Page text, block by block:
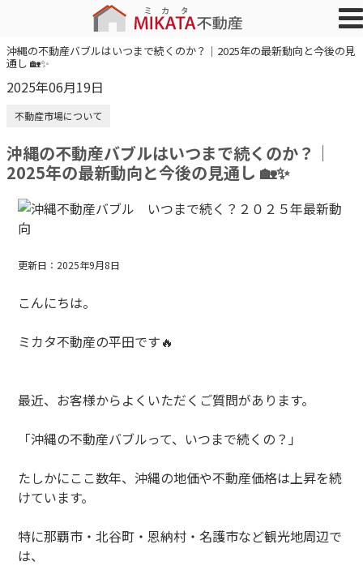
沖縄の不動産バブルはいつまで続くのか？｜2025年の最新動向と今後の見
通し 🏡✨
2025年06月19日
不動産市場について
沖縄の不動産バブルはいつまで続くのか？｜
2025年の最新動向と今後の見通し 🏡✨
更新日： 2025年9月8日
こんにちは。
ミカタ不動産の平田です🔥
最近、お客様からよくいただくご質問があります。
「沖縄の不動産バブルって、いつまで続くの？」
たしかにここ数年、沖縄の地価や不動産価格は上昇を続
けています。
特に那覇市・北谷町・恩納村・名護市など観光地周辺で
は、